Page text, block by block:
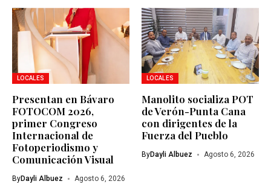
LOCALES
Presentan en Bávaro
FOTOCOM 2026,
primer Congreso
Internacional de
Fotoperiodismo y
Comunicación Visual
ByDayli Albuez Agosto 6, 2026
LOCALES
Manolito socializa POT
de Verón-Punta Cana
con dirigentes de la
Fuerza del Pueblo
ByDayli Albuez Agosto 6, 2026